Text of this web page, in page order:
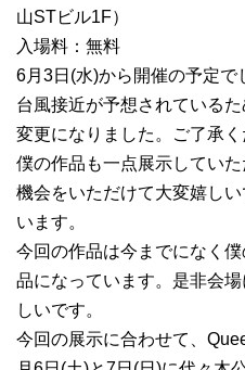
山STビル1F）
入場料：無料
6月3日(水)から開催の予定
台風接近が予想されている
変更になりました。ご了承く
僕の作品も一点展示してい
機会をいただけて大変嬉し
います。
今回の作品は今までになく
品になっています。是非会
しいです。
今回の展示に合わせて、